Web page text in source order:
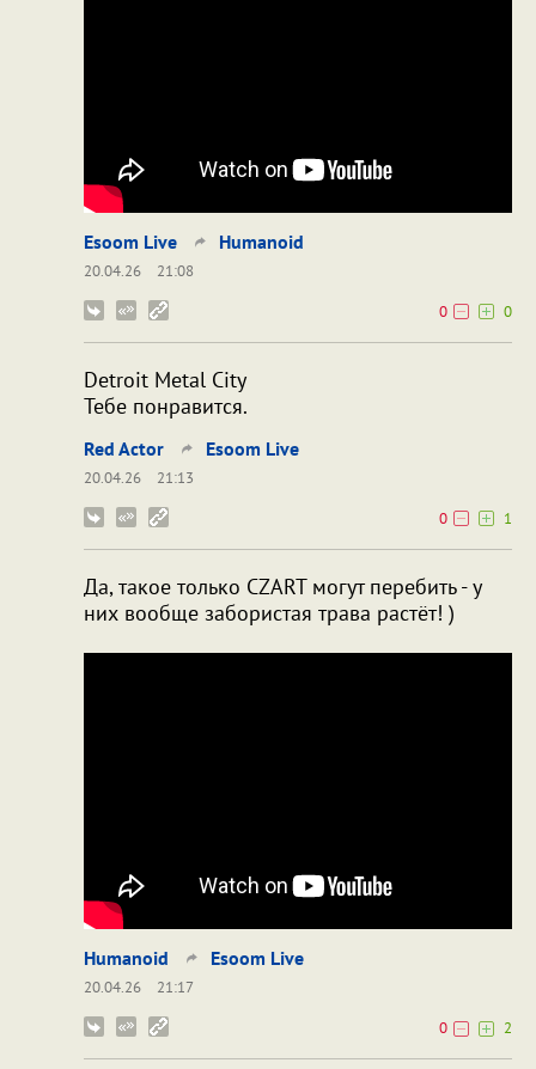
Esoom Live Humanoid
20.04.26
21:08
0
0
Detroit Metal City
Тебе понравится.
Red Actor Esoom Live
20.04.26
21:13
0
1
Да, такое только CZART могут перебить - у
них вообще забористая трава растёт! )
Humanoid Esoom Live
20.04.26
21:17
0
2